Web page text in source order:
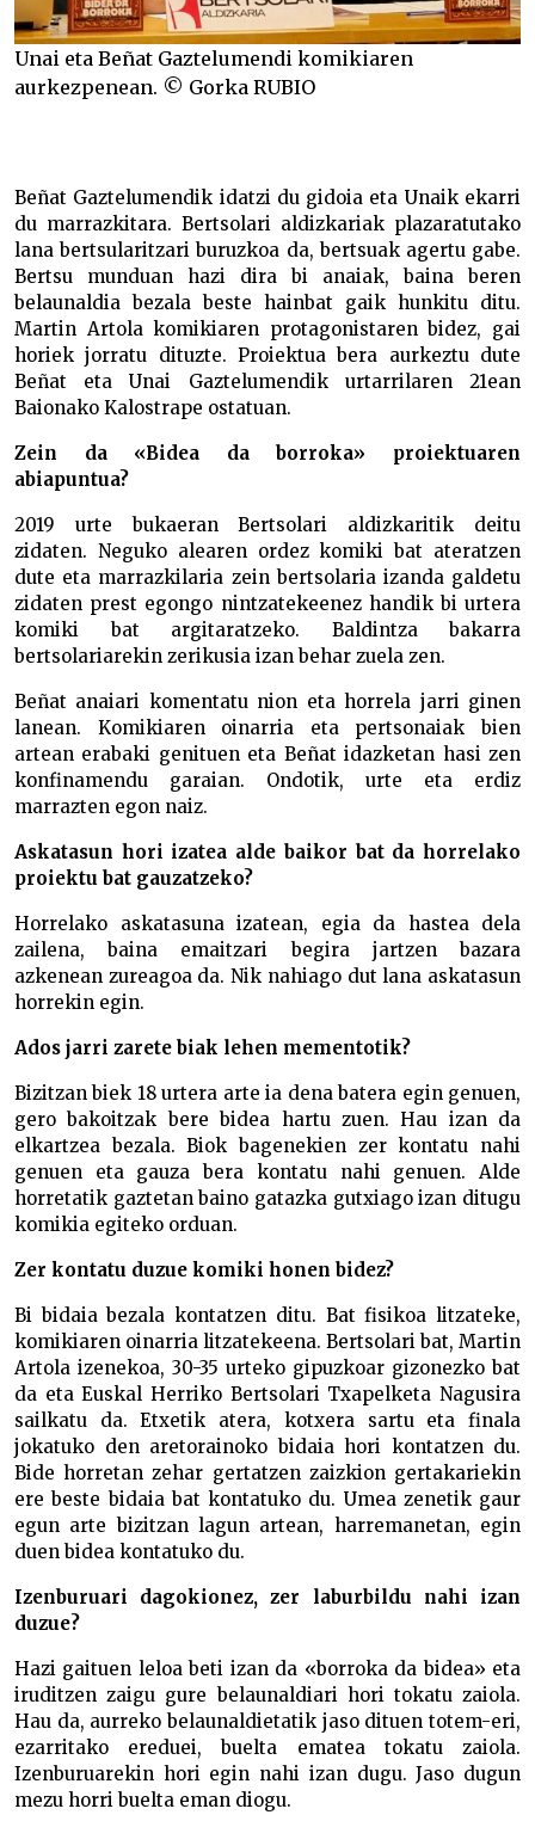
Unai eta Beñat Gaztelumendi komikiaren
aurkezpenean. © Gorka RUBIO
Beñat Gaztelumendik idatzi du gidoia eta Unaik ekarri
du marrazkitara. Bertsolari aldizkariak plazaratutako
lana bertsularitzari buruzkoa da, bertsuak agertu gabe.
Bertsu munduan hazi dira bi anaiak, baina beren
belaunaldia bezala beste hainbat gaik hunkitu ditu.
Martin Artola komikiaren protagonistaren bidez, gai
horiek jorratu dituzte. Proiektua bera aurkeztu dute
Beñat eta Unai Gaztelumendik urtarrilaren 21ean
Baionako Kalostrape ostatuan.
Zein da «Bidea da borroka» proiektuaren
abiapuntua?
2019 urte bukaeran Bertsolari aldizkaritik deitu
zidaten. Neguko alearen ordez komiki bat ateratzen
dute eta marrazkilaria zein bertsolaria izanda galdetu
zidaten prest egongo nintzatekeenez handik bi urtera
komiki bat argitaratzeko. Baldintza bakarra
bertsolariarekin zerikusia izan behar zuela zen.
Beñat anaiari komentatu nion eta horrela jarri ginen
lanean. Komikiaren oinarria eta pertsonaiak bien
artean erabaki genituen eta Beñat idazketan hasi zen
konfinamendu garaian. Ondotik, urte eta erdiz
marrazten egon naiz.
Askatasun hori izatea alde baikor bat da horrelako
proiektu bat gauzatzeko?
Horrelako askatasuna izatean, egia da hastea dela
zailena, baina emaitzari begira jartzen bazara
azkenean zureagoa da. Nik nahiago dut lana askatasun
horrekin egin.
Ados jarri zarete biak lehen mementotik?
Bizitzan biek 18 urtera arte ia dena batera egin genuen,
gero bakoitzak bere bidea hartu zuen. Hau izan da
elkartzea bezala. Biok bagenekien zer kontatu nahi
genuen eta gauza bera kontatu nahi genuen. Alde
horretatik gaztetan baino gatazka gutxiago izan ditugu
komikia egiteko orduan.
Zer kontatu duzue komiki honen bidez?
Bi bidaia bezala kontatzen ditu. Bat fisikoa litzateke,
komikiaren oinarria litzatekeena. Bertsolari bat, Martin
Artola izenekoa, 30-35 urteko gipuzkoar gizonezko bat
da eta Euskal Herriko Bertsolari Txapelketa Nagusira
sailkatu da. Etxetik atera, kotxera sartu eta finala
jokatuko den aretorainoko bidaia hori kontatzen du.
Bide horretan zehar gertatzen zaizkion gertakariekin
ere beste bidaia bat kontatuko du. Umea zenetik gaur
egun arte bizitzan lagun artean, harremanetan, egin
duen bidea kontatuko du.
Izenburuari dagokionez, zer laburbildu nahi izan
duzue?
Hazi gaituen leloa beti izan da «borroka da bidea» eta
iruditzen zaigu gure belaunaldiari hori tokatu zaiola.
Hau da, aurreko belaunaldietatik jaso dituen totem-eri,
ezarritako ereduei, buelta ematea tokatu zaiola.
Izenburuarekin hori egin nahi izan dugu. Jaso dugun
mezu horri buelta eman diogu.